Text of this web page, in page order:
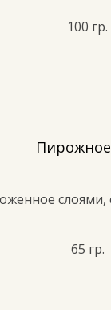
100 гр.
слоями,
65 гр.